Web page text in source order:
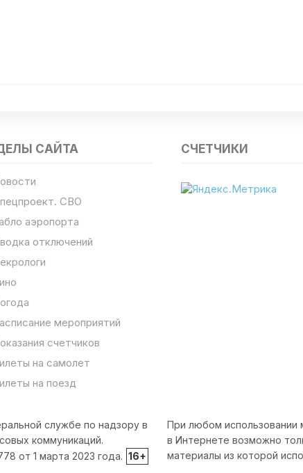
САЙТА
СВО
аэропорта
отключений
мероприятий
счетчиков
на самолет
на поезд
СЧЕТЧИКИ
При любом использовании
в Интернете возможно
материалы из которой
службе по надзору в
коммуникаций.
от 1 марта 2023 года. 16+